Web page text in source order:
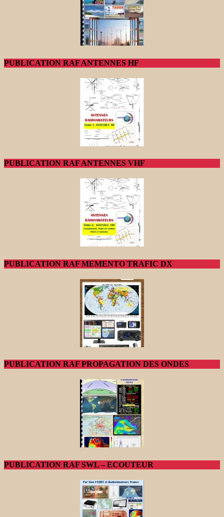
PUBLICATION RAF ANTENNES HF
PUBLICATION RAF ANTENNES VHF
PUBLICATION RAF MEMENTO TRAFIC DX
PUBLICATION RAF PROPAGATION DES ONDES
PUBLICATION RAF SWL – ECOUTEUR